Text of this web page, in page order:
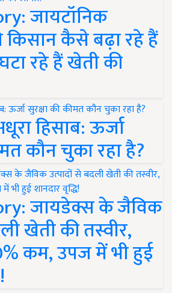
जायटॉनिक
किसान कैसे बढ़ा रहे हैं
रहे हैं खेती की
हिसाब: ऊर्जा
कौन चुका रहा है?
जायडेक्स के जैविक
खेती की तस्वीर,
कम, उपज में भी हुई